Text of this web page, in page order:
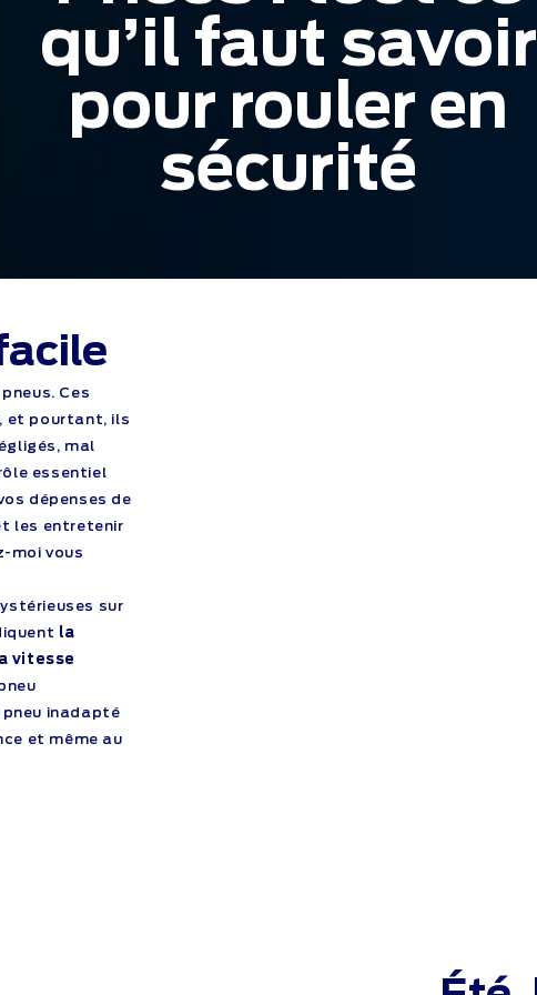
qu’il faut savoir
pour rouler en
sécurité
Ces
et pourtant, ils
mal
essentiel
dépenses de
les entretenir
moi vous
sur
la
vitesse
inadapté
et même au